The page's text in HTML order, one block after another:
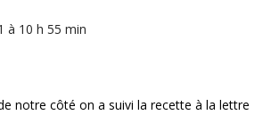
à 10 h 55 min
notre côté on a suivi la recette à la lettre